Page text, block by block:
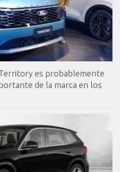
es probablemente
de la marca en los